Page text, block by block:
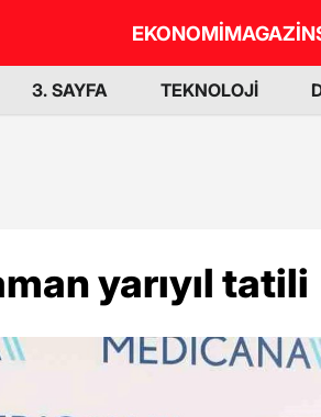
EKONOMİMAGAZİN
3. SAYFA TEKNOLOJİ
yarıyıl tatili